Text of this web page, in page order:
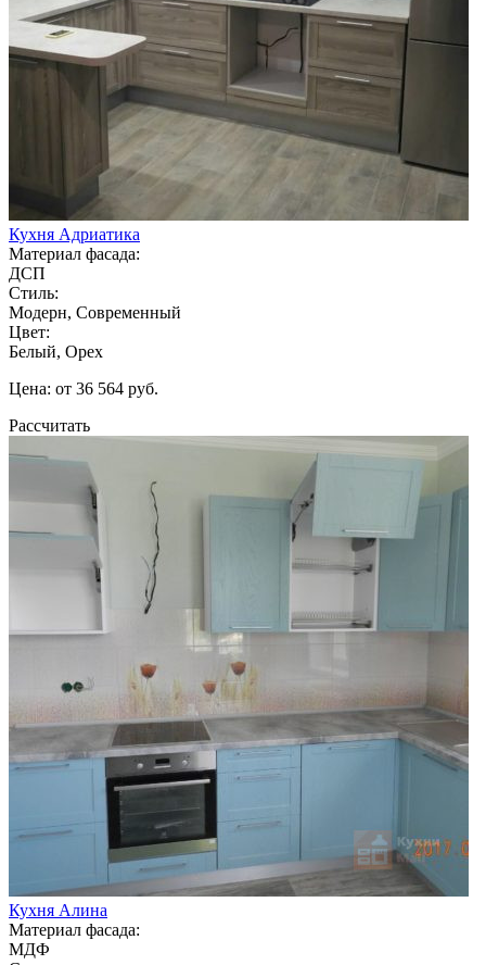
Кухня Адриатика
Материал фасада:
ДСП
Стиль:
Модерн, Современный
Цвет:
Белый, Орех
Цена: от 36 564 руб.
Рассчитать
Кухня Алина
Материал фасада:
МДФ